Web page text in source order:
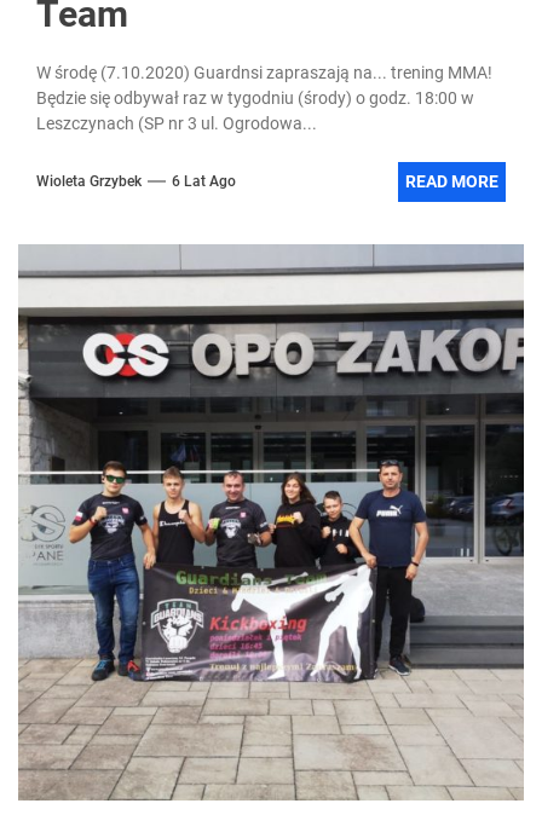
Team
W środę (7.10.2020) Guardnsi zapraszają na... trening MMA!
Będzie się odbywał raz w tygodniu (środy) o godz. 18:00 w
Leszczynach (SP nr 3 ul. Ogrodowa...
Wioleta Grzybek 6 Lat Ago READ MORE